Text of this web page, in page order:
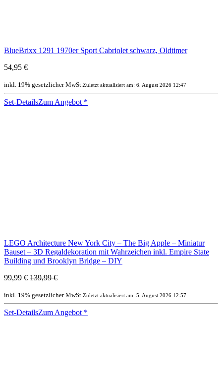
BlueBrixx 1291 1970er Sport Cabriolet schwarz, Oldtimer
54,95 €
inkl. 19% gesetzlicher MwSt.Zuletzt aktualisiert am: 6. August 2026 12:47
Set-DetailsZum Angebot *
LEGO Architecture New York City – The Big Apple – Miniatur
Bauset – 3D Regaldekoration mit Wahrzeichen inkl. Empire State
Building und Brooklyn Bridge – DIY
99,99 € 139,99 €
inkl. 19% gesetzlicher MwSt.Zuletzt aktualisiert am: 5. August 2026 12:57
Set-DetailsZum Angebot *